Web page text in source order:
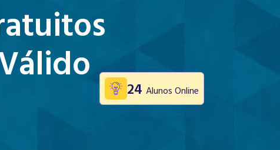
24 Alunos Online